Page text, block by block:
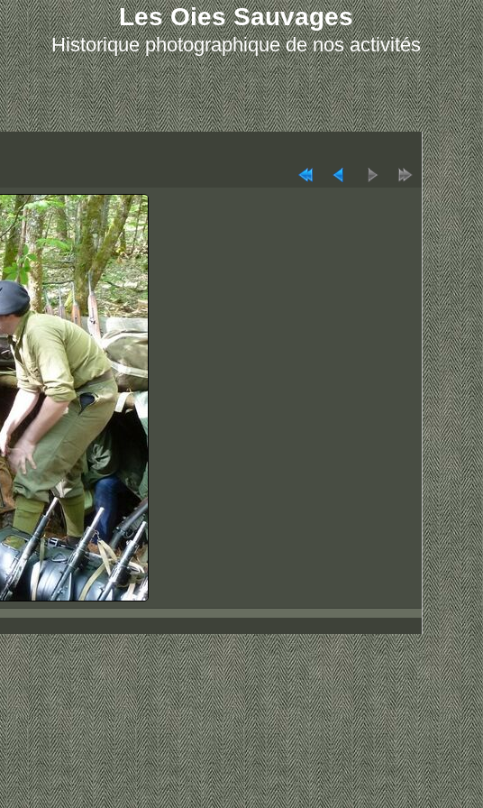
Les Oies Sauvages
Historique photographique de nos activités